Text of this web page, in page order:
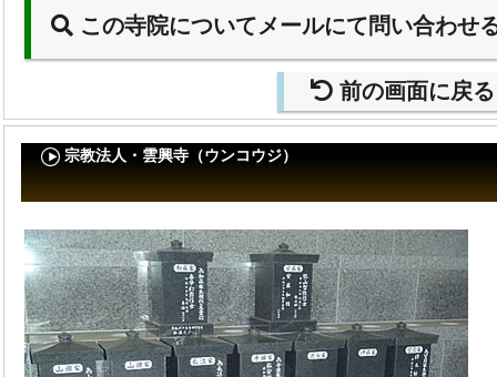
この寺院についてメールにて問い合わせ
前の画面に戻る
宗教法人・雲興寺（ウンコウジ）